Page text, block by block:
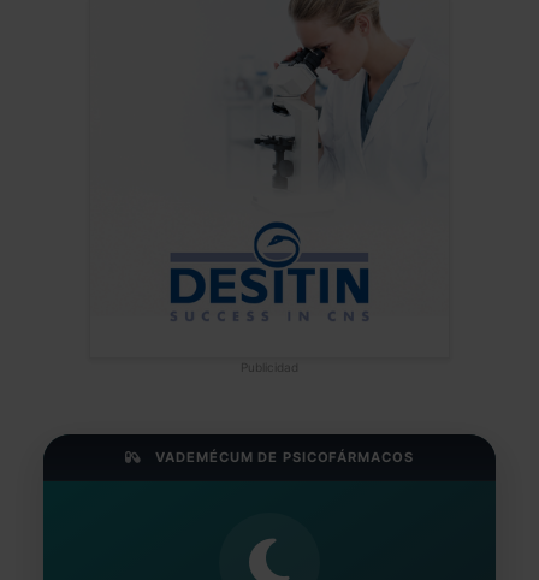
Publicidad
VADEMÉCUM DE PSICOFÁRMACOS